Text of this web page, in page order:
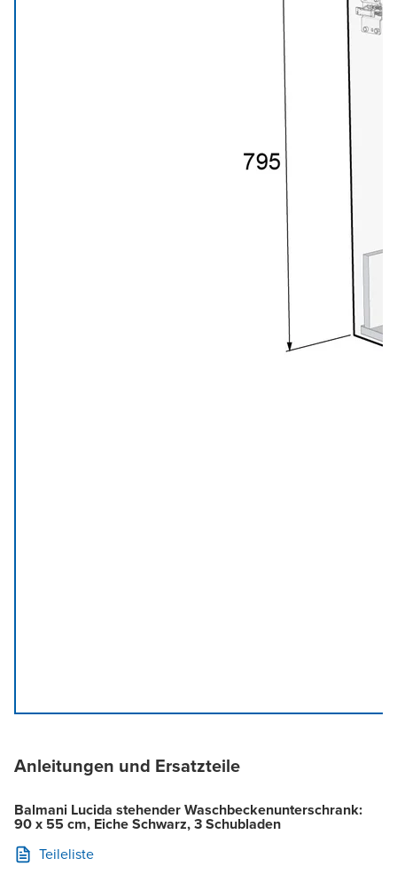
Anleitungen und Ersatzteile
Balmani Lucida stehender Waschbeckenunterschrank:
90 x 55 cm, Eiche Schwarz, 3 Schubladen
Teileliste